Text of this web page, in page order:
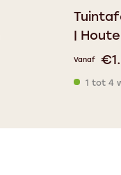
|
Vanaf €
1 tot 4